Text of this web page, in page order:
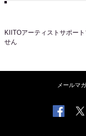
KIITOアーティストサポー
せん
メールマ